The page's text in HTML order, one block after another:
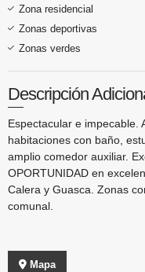
Zona residencial
Zonas deportivas
Zonas verdes
Descripción
Espectacular e impecable.
habitaciones con baño,
amplio comedor auxiliar.
OPORTUNIDAD en
Calera y Guasca. Zonas
comunal.
Mapa